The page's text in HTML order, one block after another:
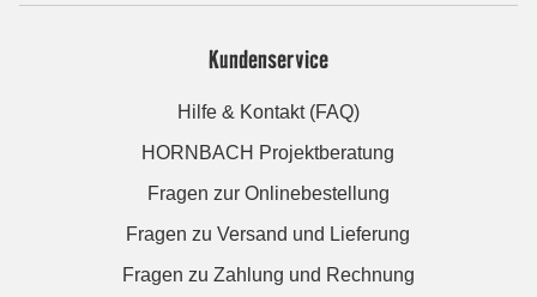
Kundenservice
Hilfe & Kontakt (FAQ)
HORNBACH Projektberatung
Fragen zur Onlinebestellung
Fragen zu Versand und Lieferung
Fragen zu Zahlung und Rechnung